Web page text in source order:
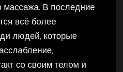
массажа. В последние
всё более
людей, которые
со своим телом и